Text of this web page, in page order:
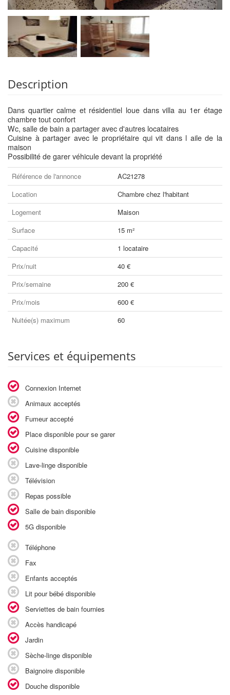
Description
Dans quartier calme et résidentiel loue dans villa au 1er étage
chambre tout confort
Wc, salle de bain a partager avec d'autres locataires
Cuisine à partager avec le propriétaire qui vit dans l aile de la
maison
Possibilité de garer véhicule devant la propriété
Référence de l'annonce
AC21278
Location
Chambre chez l'habitant
Logement
Maison
Surface
15 m²
Capacité
1 locataire
Prix/nuit
40 €
Prix/semaine
200 €
Prix/mois
600 €
Nuitée(s) maximum
60
Services et équipements
Connexion Internet
Animaux acceptés
Fumeur accepté
Place disponible pour se garer
Cuisine disponible
Lave-linge disponible
Télévision
Repas possible
Salle de bain disponible
5G disponible
Téléphone
Fax
Enfants acceptés
Lit pour bébé disponible
Serviettes de bain fournies
Accès handicapé
Jardin
Sèche-linge disponible
Baignoire disponible
Douche disponible